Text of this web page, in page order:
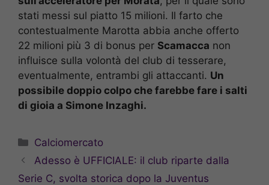
stati messi sul piatto 15 milioni. Il farto che
contestualmente Marotta abbia anche offerto
22 milioni più 3 di bonus per Scamacca non
influisce sulla volontà del club di tesserare,
eventualmente, entrambi gli attaccanti. Un
possibile doppio colpo che farebbe fare i salti
di gioia a Simone Inzaghi.
Categorie
Calciomercato
Adesso è UFFICIALE: il club riparte dalla
Serie C, svolta storica dopo la Juventus